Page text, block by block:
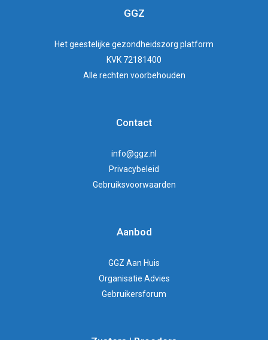
GGZ
Hetgeestelijke gezondheidszorg platform
KVK 72181400
Alle rechten voorbehouden
Contact
info@ggz.nl
Privacybeleid
Gebruiksvoorwaarden
Aanbod
GGZ Aan Huis
Organisatie Advies
Gebruikersforum